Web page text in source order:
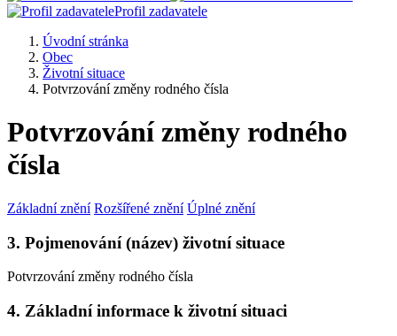
Profil zadavatele
Úvodní stránka
Obec
Životní situace
Potvrzování změny rodného čísla
Potvrzování změny rodného
čísla
Základní znění Rozšířené znění Úplné znění
3. Pojmenování (název) životní situace
Potvrzování změny rodného čísla
4. Základní informace k životní situaci